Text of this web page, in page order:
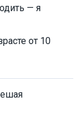
— я
от 10